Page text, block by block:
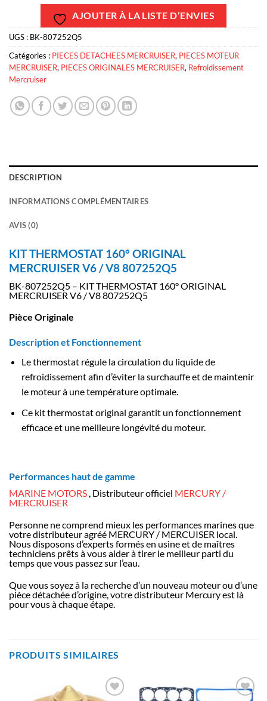
AJOUTER À LA LISTE D’ENVIES
UGS : BK-807252Q5
Catégories : PIECES DETACHEES MERCRUISER, PIECES MOTEUR
MERCRUISER, PIECES ORIGINALES MERCRUISER, Refroidissement
Mercruiser
DESCRIPTION
INFORMATIONS COMPLÉMENTAIRES
AVIS (0)
KIT THERMOSTAT 160° ORIGINAL
MERCRUISER V6 / V8 807252Q5
BK-807252Q5 – KIT THERMOSTAT 160° ORIGINAL
MERCRUISER V6 / V8 807252Q5
Pièce Originale
Description et Fonctionnement
Le thermostat régule la circulation du liquide de
refroidissement afin d’éviter la surchauffe et de maintenir
le moteur à une température optimale.
Ce kit thermostat original garantit un fonctionnement
efficace et une meilleure longévité du moteur.
Performances haut de gamme
MARINE MOTORS , Distributeur officiel MERCURY /
MERCRUISER
Personne ne comprend mieux les performances marines que
votre distributeur agréé MERCURY / MERCUISER local.
Nous disposons d’experts formés en usine et de maîtres
techniciens prêts à vous aider à tirer le meilleur parti du
temps que vous passez sur l’eau.
Que vous soyez à la recherche d’un nouveau moteur ou d’une
pièce détachée d’origine, votre distributeur Mercury est là
pour vous à chaque étape.
PRODUITS SIMILAIRES